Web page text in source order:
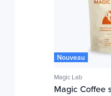
Nouveau
Magic Lab
Magic Coffee